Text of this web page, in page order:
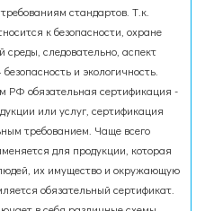
стандартов. Т.к.
к безопасности, охране
следовательно, аспект
и экологичность.
РФ обязательная сертификация -
или услуг, сертификация
требованием. Чаще всего
для продукции, которая
их имущество и окружающую
обязательный сертификат.